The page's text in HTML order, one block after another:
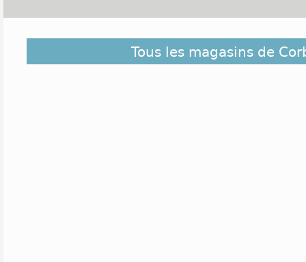
Découvrez dans la liste ci-dessous les
Corbehem et ceux situés à proximité. Ils sont
Tous les magasins de